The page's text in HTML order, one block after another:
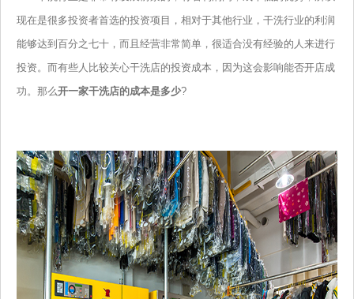
现在是很多投资者首选的投资项目，相对于其他行业，干洗行业的利润
能够达到百分之七十，而且经营非常简单，很适合没有经验的人来进行
投资。而有些人比较关心干洗店的投资成本，因为这会影响能否开店成
功。那么开一家干洗店的成本是多少?